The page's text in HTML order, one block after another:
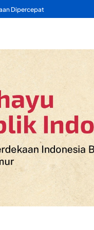
Dipercepat